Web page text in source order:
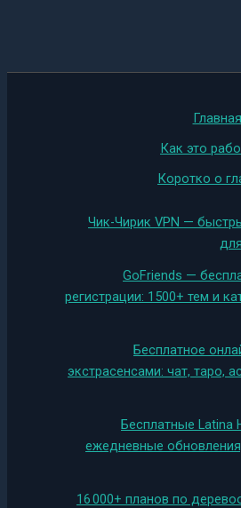
Главная
Как это
Коротко о
Чик-Чирик VPN —
GoFriends —
регистрации: 1500+ тем и
Бесплатное
экстрасенсами: чат, таро,
Бесплатные Latina
ежедневные
16 000+ планов по